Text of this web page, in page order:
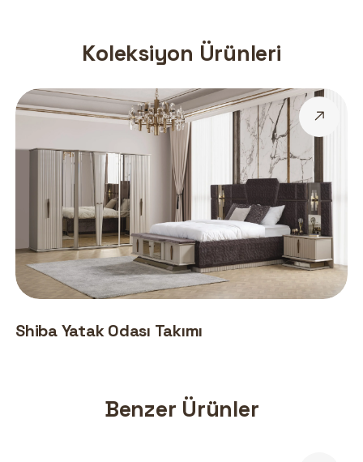
Koleksiyon Ürünleri
Shiba Yatak Odası Takımı
Benzer Ürünler